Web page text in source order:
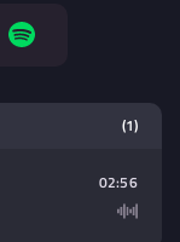
(1)
02:56